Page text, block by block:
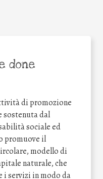
done
di promozione
sostenuta dal
sociale ed
promuove il
modello di
naturale, che
servizi in modo da